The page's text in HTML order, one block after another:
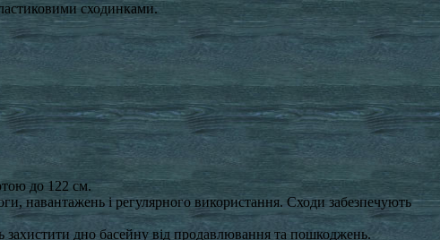
сходинками.
до 122 см.
навантажень і регулярного використання. Сходи забезпечують
дно басейну від продавлювання та пошкоджень.